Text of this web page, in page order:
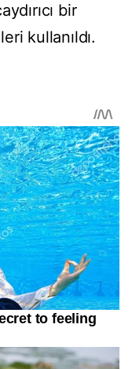
bir
kullanıldı.